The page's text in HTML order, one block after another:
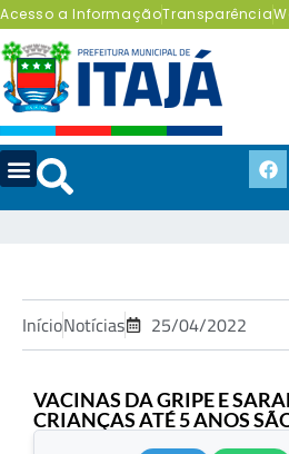
Acesso a InformaçãoTransparência
InícioNotícias 25/04/2022
VACINAS DA GRIPE E
CRIANÇAS ATÉ 5 ANOS